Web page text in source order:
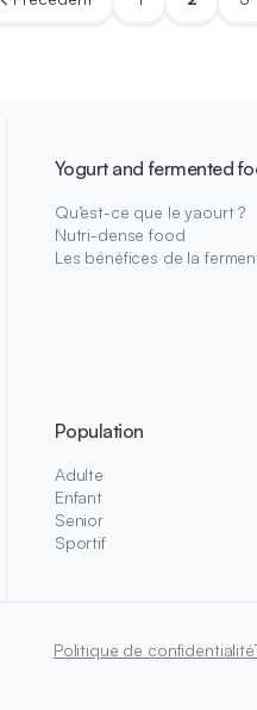
Yogurt and fermented
Qu’est-ce que le yaourt ?
Nutri-dense food
Les bénéfices de la
Population
Adulte
Enfant
Senior
Sportif
Politique de confidentialité